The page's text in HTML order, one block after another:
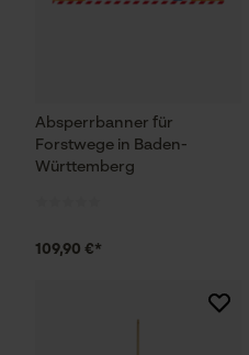
Absperrbanner für
Forstwege in Baden-
Württemberg
109,90 €*